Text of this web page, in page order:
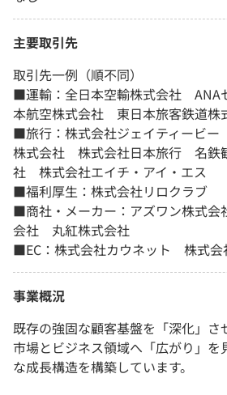
主要取引先
取引先一例（順不同）
■運輸：全日本空輸株式会社 ANA
本航空株式会社 東日本旅客鉄道株
■旅行：株式会社ジェイティービ
株式会社 株式会社日本旅行 名鉄
社 株式会社エイチ・アイ・エス
■福利厚生：株式会社リロクラブ
■商社・メーカー：アズワン株式
会社 丸紅株式会社
■EC：株式会社カウネット 株式会
事業概況
既存の強固な顧客基盤を「深化」さ
市場とビジネス領域へ「広がり」を
な成長構造を構築しています。